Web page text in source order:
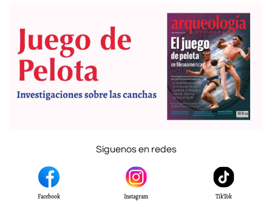
Síguenos en redes
Facebook Instagram TikTok